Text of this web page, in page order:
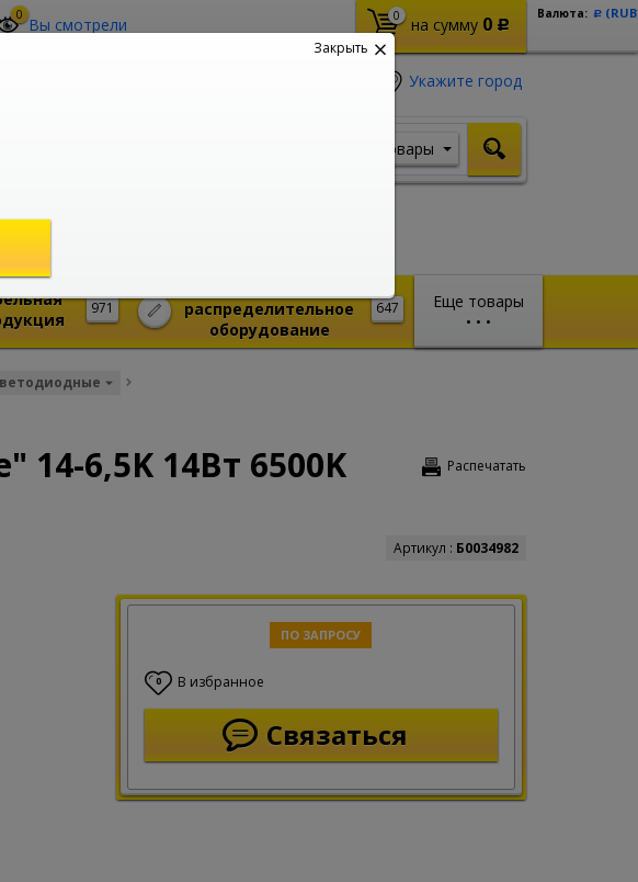
0 Вы смотрели 0 на сумму 0 Р
Валюта: Р
Укажите город
Товары
Еще товары
• • •
971 647
распределительное
оборудование
Распечатать
14-6,5K 14Вт 6500K
Артикул : Б0034982
ПО ЗАПРОСУ
0 В избранное
Связаться
Закрыть